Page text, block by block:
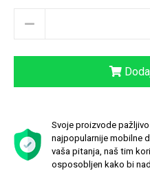
Svoje proizvode
najpopularnije mobilne
vaša pitanja, naš tim
osposobljen kako bi
Quotes Collection